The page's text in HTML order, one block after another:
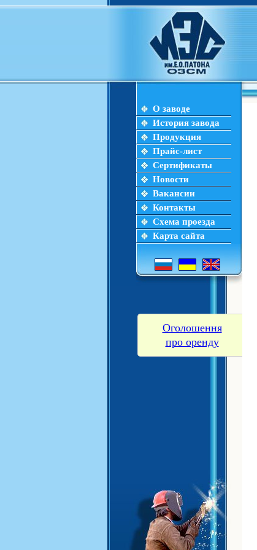
О заводе
История завода
Продукция
Прайс-лист
Сертификаты
Новости
Вакансии
Контакты
Схема проезда
Карта сайта
Оголошення
про оренду